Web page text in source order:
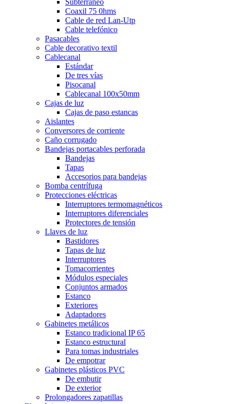
Subterráneo
Coaxil 75 0hms
Cable de red Lan-Utp
Cable telefónico
Pasacables
Cable decorativo textil
Cablecanal
Estándar
De tres vías
Pisocanal
Cablecanal 100x50mm
Cajas de luz
Cajas de paso estancas
Aislantes
Conversores de corriente
Caño corrugado
Bandejas portacables perforada
Bandejas
Tapas
Accesorios para bandejas
Bomba centrífuga
Protecciones eléctricas
Interruptores termomagnéticos
Interruptores diferenciales
Protectores de tensión
Llaves de luz
Bastidores
Tapas de luz
Interruptores
Tomacorrientes
Módulos especiales
Conjuntos armados
Estanco
Exteriores
Adaptadores
Gabinetes metálicos
Estanco tradicional IP 65
Estanco estructural
Para tomas industriales
De empotrar
Gabinetes plásticos PVC
De embutir
De exterior
Prolongadores zapatillas